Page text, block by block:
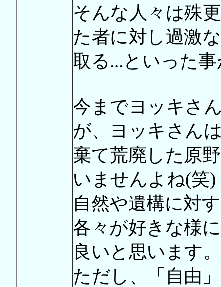
そんな人々は殊
た者に対し過激
取る...といった
今までヨッキさ
が、ヨッキさん
棄て荒廃した原
いませんよね(笑)
自然や遺構に対
各々が好きな様
良いと思います。
ただし、「自由